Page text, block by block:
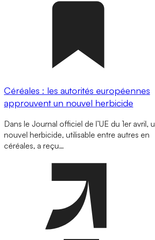
Céréales : les autorités européennes
approuvent un nouvel herbicide
Dans le Journal officiel de l’UE du 1er avril,
nouvel herbicide, utilisable entre autres en
céréales, a reçu…